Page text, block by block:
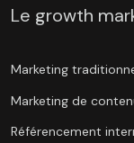
Le growth
Marketing
Marketing de
Référencement